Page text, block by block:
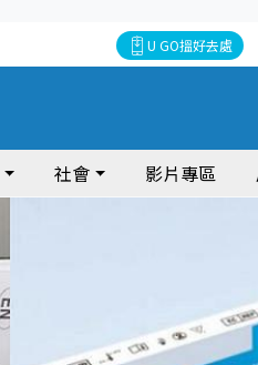
U GO搵好去處
社會 影片專區